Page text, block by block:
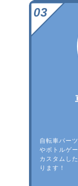
自転車パー
やボトルゲ
カスタムし
ります！